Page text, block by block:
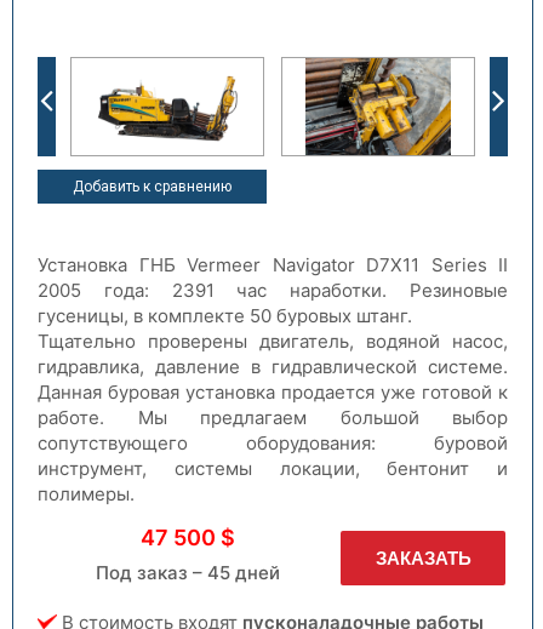
Добавить к сравнению
Установка ГНБ Vermeer Navigator D7X11 Series II
2005 года: 2391 час наработки. Резиновые
гусеницы, в комплекте 50 буровых штанг.
Тщательно проверены двигатель, водяной насос,
гидравлика, давление в гидравлической системе.
Данная буровая установка продается уже готовой к
работе. Мы предлагаем большой выбор
сопутствующего оборудования: буровой
инструмент, системы локации, бентонит и
полимеры.
47 500 $
Под заказ – 45 дней
ЗАКАЗАТЬ
В стоимость входят пусконаладочные работы